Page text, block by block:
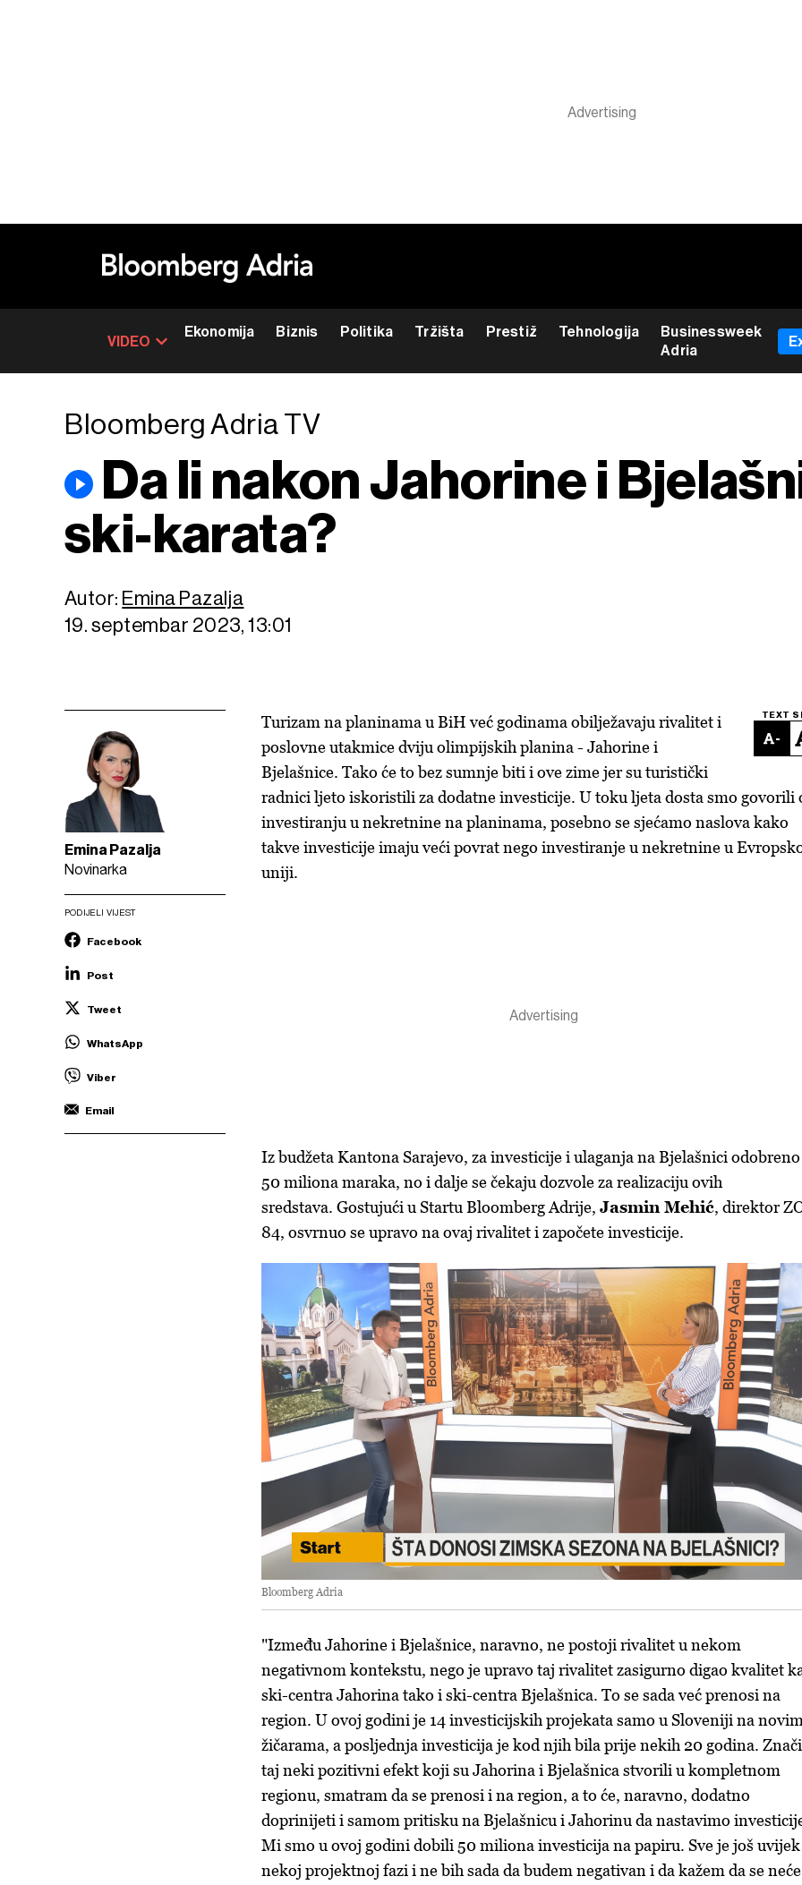
VIDEO
Ekonomija Biznis Politika Tržišta Prestiž Tehnologija
Businessweek
Adria
Bloomberg Adria TV
Da li nakon Jahorine i
ski-karata?
Autor: Emina Pazalja
19. septembar 2023, 13:01
Emina Pazalja
Novinarka
PODIJELI VIJEST
Facebook
Post
Tweet
WhatsApp
Viber
Email
TEXT
-
Turizam na planinama u BiH već godinama obilježavaju rivalitet i
poslovne utakmice dviju olimpijskih planina - Jahorine i
Bjelašnice. Tako će to bez sumnje biti i ove zime jer su turistički
radnici ljeto iskoristili za dodatne investicije. U toku ljeta dosta smo govorili
investiranju u nekretnine na planinama, posebno se sjećamo naslova kako
takve investicije imaju veći povrat nego investiranje u nekretnine u
uniji.
Iz budžeta Kantona Sarajevo, za investicije i ulaganja na Bjelašnici
50 miliona maraka, no i dalje se čekaju dozvole za realizaciju ovih
sredstava. Gostujući u Startu Bloomberg Adrije, Jasmin Mehić, direktor
84, osvrnuo se upravo na ovaj rivalitet i započete investicije.
Bloomberg Adria
"Između Jahorine i Bjelašnice, naravno, ne postoji rivalitet u nekom
negativnom kontekstu, nego je upravo taj rivalitet zasigurno digao kvalitet
ski-centra Jahorina tako i ski-centra Bjelašnica. To se sada već prenosi na
region. U ovoj godini je 14 investicijskih projekata samo u Sloveniji na
žičarama, a posljednja investicija je kod njih bila prije nekih 20 godina.
taj neki pozitivni efekt koji su Jahorina i Bjelašnica stvorili u kompletnom
regionu, smatram da se prenosi i na region, a to će, naravno, dodatno
doprinijeti i samom pritisku na Bjelašnicu i Jahorinu da nastavimo
Mi smo u ovoj godini dobili 50 miliona investicija na papiru. Sve je još
nekoj projektnoj fazi i ne bih sada da budem negativan i da kažem da se neće